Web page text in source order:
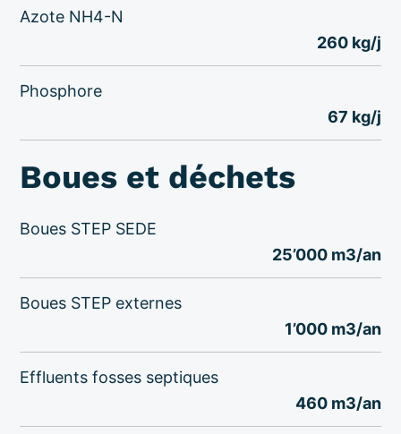
Azote NH4-N
260 kg/j
Phosphore
67 kg/j
Boues et déchets
Boues STEP SEDE
25’000 m3/an
Boues STEP externes
1’000 m3/an
Effluents fosses septiques
460 m3/an